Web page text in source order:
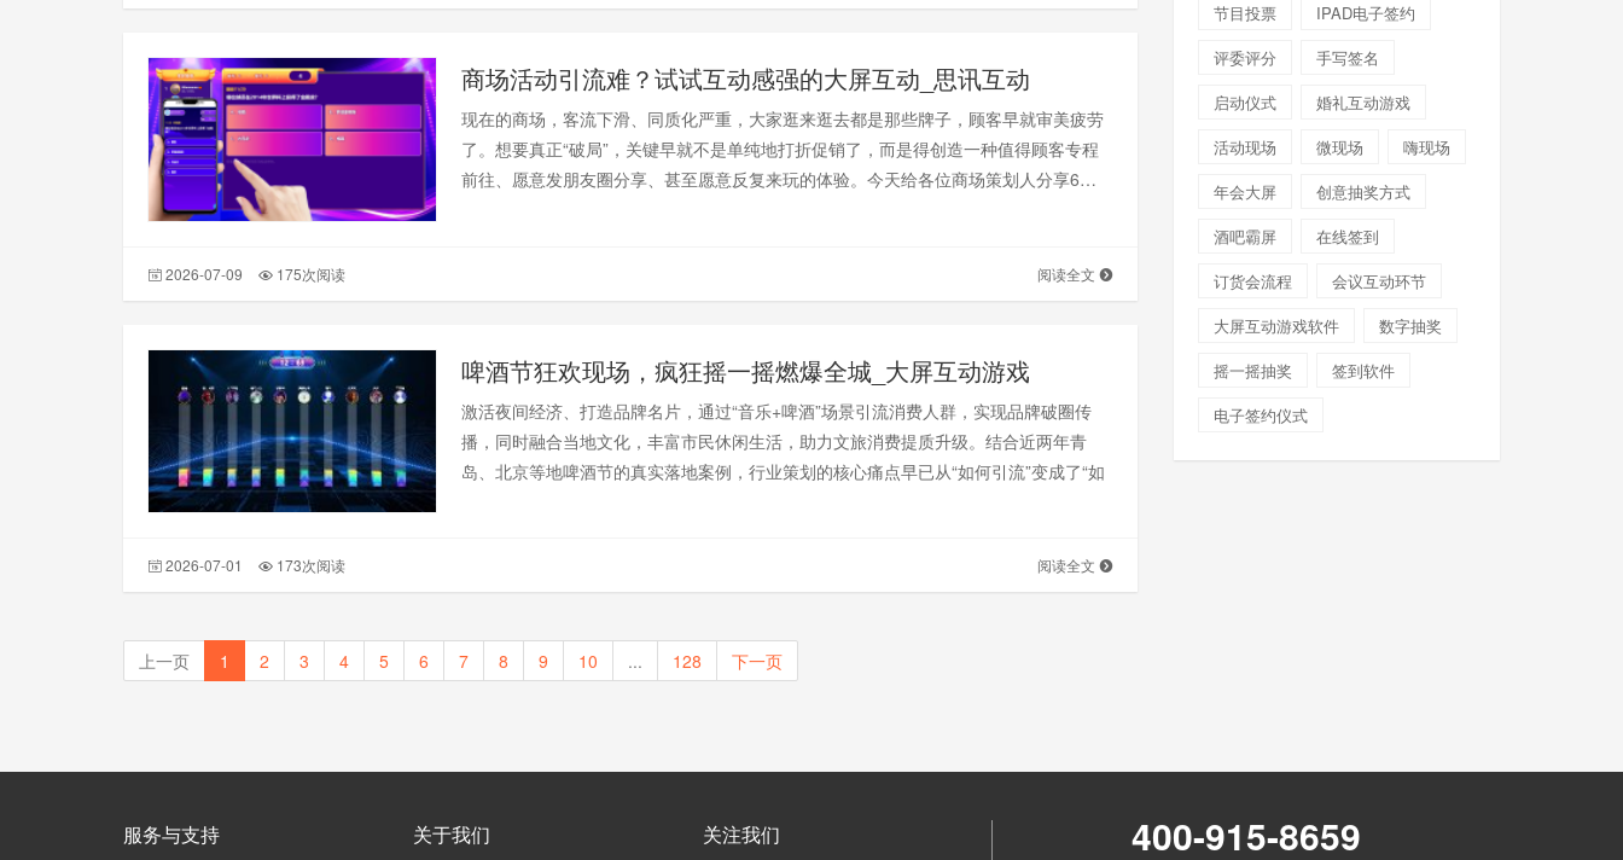
商场活动引流难？试试互动感强的大屏互动_思讯互动
现在的商场，客流下滑、同质化严重，大家逛来逛去都是那些牌子，顾客早就审美疲劳
了。想要真正“破局”，关键早就不是单纯地打折促销了，而是得创造一种值得顾客专程
前往、愿意发朋友圈分享、甚至愿意反复来玩的体验。今天给各位商场策划人分享6个能
2026-07-09 175次阅读 阅读全文
啤酒节狂欢现场，疯狂摇一摇燃爆全城_大屏互动游戏
激活夜间经济、打造品牌名片，通过“音乐+啤酒”场景引流消费人群，实现品牌破圈传
播，同时融合当地文化，丰富市民休闲生活，助力文旅消费提质升级。结合近两年青
岛、北京等地啤酒节的真实落地案例，行业策划的核心痛点早已从“如何引流”变成了“如
2026-07-01 173次阅读 阅读全文
上一页 1 2 3 4 5 6 7 8 9 10 ... 128 下一页
节目投票
IPAD电子签约
评委评分
手写签名
启动仪式
婚礼互动游戏
活动现场
微现场
嗨现场
年会大屏
创意抽奖方式
酒吧霸屏
在线签到
订货会流程
会议互动环节
大屏互动游戏软件
数字抽奖
摇一摇抽奖
签到软件
电子签约仪式
服务与支持 关于我们 关注我们 400-915-8659